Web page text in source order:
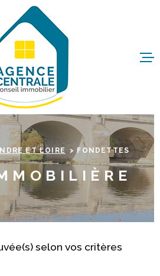
IMMO
INDRE ET LOIRE FONDETTES
selon vos critères